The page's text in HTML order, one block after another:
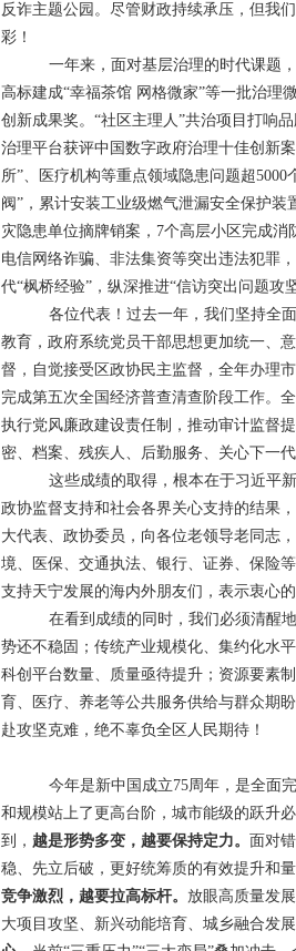
反诈主题公园。尽管财政持续承压，但我
彩！
一年来，面对基层治理的时代课题
高标建成“幸福茶馆 网格微家”等一批治理
创新成果奖。 “社区主理人”共治项目打响
治理平台获评中国数字政府治理十佳创新
所”、医疗机构等重点领域隐患问题超5000
阀” ，累计安装工业级燃气泄漏安全保护装
灾隐患单位摘牌销案 ， 7个高层小区 完成消
电信网络诈骗、非法集资等突出违法犯罪 ，
代“枫桥经验” ， 纵深推进“信访突出问题攻
各位代表！过去一年，我们坚持全
教育，政府系统党员干部思想更加统一、
督，自觉接受区政协民主监督，全年办理
完成第五次全国经济普查清查阶段工作。
执行党风廉政建设责任制，推动审计监督
密、档案、残疾人、后勤服务、关心下一
这些成绩的取得， 根本在于习近平
政协监督支持和社会各界关心支持的结果
大代表、政协委员，向各位老领导老同志
境、医保、交通执法、银行、证券、保险等
支持天宁发展的海内外朋友们， 表示衷心
在看到成绩的同时，我们必须清醒地
势还不稳固；传统产业规模化、集约化水
科创平台数量、质量亟待提升 ；资源要素
育、医疗、养老等公共服务供给与群众期
赴攻坚克难， 绝不辜负全区人民期待！
今年是新中国成立75周年，是全面
和规模站上了更高台阶，城市能级的跃升
到， 越是形势多变，越要保持定力。 面对
稳、先立后破，更好统筹质的有效提升和
竞争激烈，越要拉高标杆。 放眼高质量发
大项目攻坚、新兴动能培育、城乡融合发展